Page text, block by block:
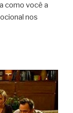
como você a
nos